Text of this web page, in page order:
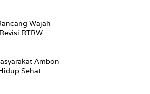
Wattimena:
Dasar Hukum
Wajah
RTRW
Ambon
Sehat